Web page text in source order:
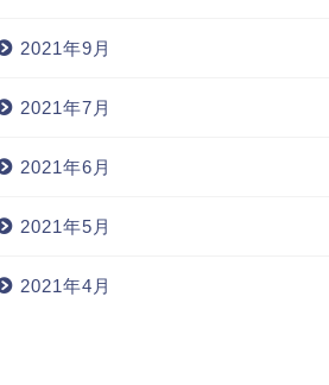
2021年9月
2021年7月
2021年6月
2021年5月
2021年4月